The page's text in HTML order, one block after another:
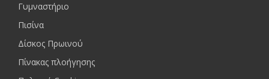
Γυμναστήριο
Πισίνα
Δίσκος Πρωινού
Πίνακας πλοήγησης